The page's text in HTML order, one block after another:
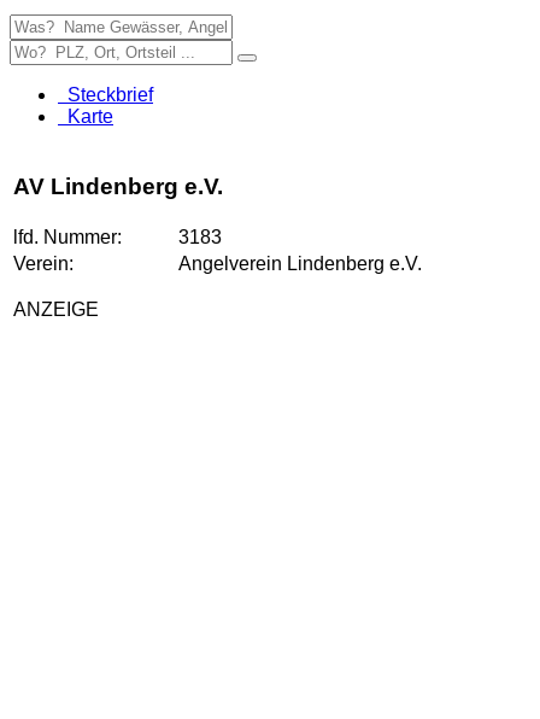
Steckbrief
Karte
AV Lindenberg e.V.
lfd. Nummer:
3183
Verein:
Angelverein Lindenberg e.V.
ANZEIGE